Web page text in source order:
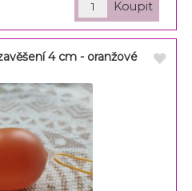
4 cm - oranžové